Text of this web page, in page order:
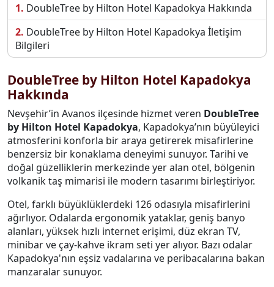
DoubleTree by Hilton Hotel Kapadokya Hakkında
DoubleTree by Hilton Hotel Kapadokya İletişim
Bilgileri
DoubleTree by Hilton Hotel Kapadokya
Hakkında
Nevşehir’in Avanos ilçesinde hizmet veren DoubleTree
by Hilton Hotel Kapadokya, Kapadokya’nın büyüleyici
atmosferini konforla bir araya getirerek misafirlerine
benzersiz bir konaklama deneyimi sunuyor. Tarihi ve
doğal güzelliklerin merkezinde yer alan otel, bölgenin
volkanik taş mimarisi ile modern tasarımı birleştiriyor.
Otel, farklı büyüklüklerdeki 126 odasıyla misafirlerini
ağırlıyor. Odalarda ergonomik yataklar, geniş banyo
alanları, yüksek hızlı internet erişimi, düz ekran TV,
minibar ve çay-kahve ikram seti yer alıyor. Bazı odalar
Kapadokya'nın eşsiz vadalarına ve peribacalarına bakan
manzaralar sunuyor.